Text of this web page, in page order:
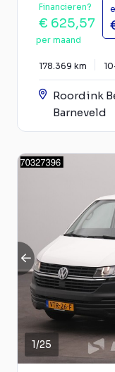
Financieren?
€ 625,57
per maand
178.369 km
Roordink
Barneveld
1/25